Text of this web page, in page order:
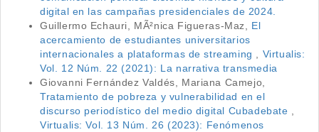
digital en las campañas presidenciales de 2024.
Guillermo Echauri, MÃ²nica Figueras-Maz, El
acercamiento de estudiantes universitarios
internacionales a plataformas de streaming
Virtualis:
Vol. 12 Núm. 22 (2021): La narrativa transmedia
Giovanni Fernández Valdés, Mariana Camejo,
Tratamiento de pobreza y vulnerabilidad en el
discurso periodístico del medio digital Cubadebate
Virtualis: Vol. 13 Núm. 26 (2023): Fenómenos